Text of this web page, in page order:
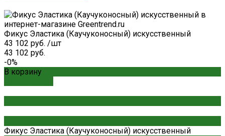
Фикус Эластика (Каучуконосный) искусственный
43 102 руб. /шт
43 102 руб.
-0%
В корзину
Фикус Эластика (Каучуконосный) искусственный